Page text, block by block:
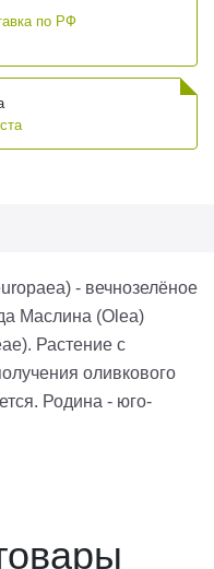
- вечнозелёное
Маслина (Olea)
Растение с
оливкового
Родина - юго-